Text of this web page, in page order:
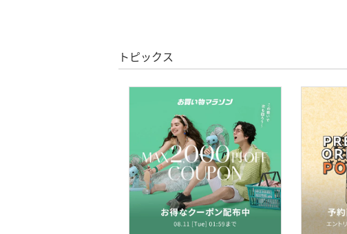
インナー・ルームウェア
靴下・レッグウェア
ファッション雑貨
アクセサリー・腕時計
財布・ポーチ・ケース
クリア 絞り込み
トピックス